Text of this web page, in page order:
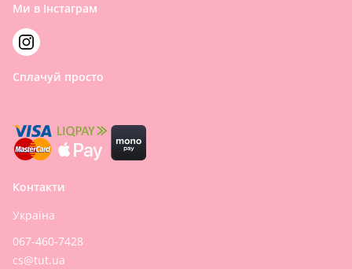
Ми в Інстаграм
Сплачуй просто
Контакти
Україна
067-460-7428
cs@tut.ua